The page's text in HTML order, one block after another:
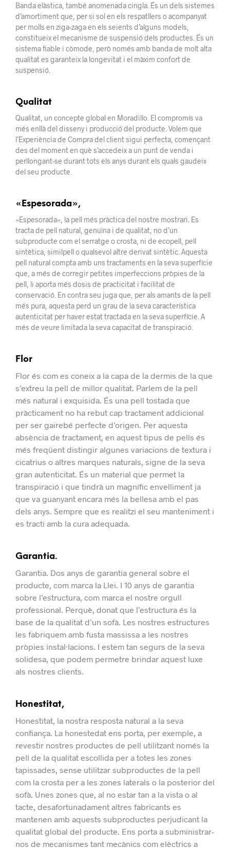
Banda elàstica, també anomenada cingla. És un dels sistemes
d’amortiment que, per si sol en els respatllers o acompanyat
per molls en ziga-zaga en els seients d’alguns models,
constitueix el mecanisme de suspensió dels productes. És un
sistema fiable i còmode, però només amb banda de molt alta
qualitat es garanteix la longevitat i el màxim confort de
suspensió.
Qualitat
Qualitat, un concepte global en Moradillo. El compromís va
més enllà del disseny i producció del producte. Volem que
l’Experiència de Compra del client sigui perfecta, començant
des del moment en què s’accedeix a un punt de venda i
perllongant-se durant tots els anys durant els quals gaudeix
del seu producte.
«Espesorada»,
«Espesorada», la pell més pràctica del nostre mostrari. Es
tracta de pell natural, genuïna i de qualitat, no d’un
subproducte com el serratge o crosta, ni de ecopell, pell
sintètica, similpell o qualsevol altre derivat sintètic. Aquesta
pell natural compta amb uns tractaments en la seva superfície
que, a més de corregir petites imperfeccions pròpies de la
pell, li aporta més dosis de practicitat i facilitat de
conservació. En contra seu juga que, per als amants de la pell
més pura, aquesta perd un grau de la seva característica
autenticitat per haver estat tractada en la seva superfície. A
més de veure limitada la seva capacitat de transpiració.
Flor
Flor és com es coneix a la capa de la dermis de la que
s’extreu la pell de millor qualitat. Parlem de la pell
més natural i exquisida. És una pell tostada que
pràcticament no ha rebut cap tractament addicional
per ser gairebé perfecte d’origen. Per aquesta
absència de tractament, en aquest tipus de pells és
més freqüent distingir algunes variacions de textura i
cicatrius o altres marques naturals, signe de la seva
gran autenticitat. És un material que permet la
transpiració i que tindrà un magnífic envelliment ja
que va guanyant encara més la bellesa amb el pas
dels anys. Sempre que es realitzi el seu manteniment i
es tracti amb la cura adequada.
Garantia.
Garantia. Dos anys de garantia general sobre el
producte, com marca la Llei. I 10 anys de garantia
sobre l’estructura, com marca el nostre orgull
professional. Perquè, donat que l’estructura és la
base de la qualitat d’un sofà. Les nostres estructures
les fabriquem amb fusta massissa a les nostres
pròpies instal·lacions. I estem tan segurs de la seva
solidesa, que podem permetre brindar aquest luxe
als nostres clients.
Honestitat,
Honestitat, la nostra resposta natural a la seva
confiança. La honestedat ens porta, per exemple, a
revestir nostres productes de pell utilitzant només la
pell de la qualitat escollida per a totes les zones
tapissades, sense utilitzar subproductes de la pell
com la crosta per a les zones laterals o la posterior del
sofà. Unes zones que, al no estar tan a la vista o al
tacte, desafortunadament altres fabricants es
mantenen amb aquests subproductes perjudicant la
qualitat global del producte. Ens porta a subministrar-
nos de mecanismes tant mecànics com elèctrics a